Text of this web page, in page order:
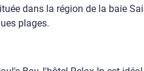
dans la région de la baie
plages.